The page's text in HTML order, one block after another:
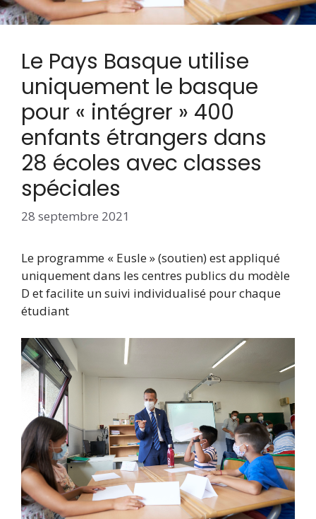
Le Pays Basque utilise
uniquement le basque
pour « intégrer » 400
enfants étrangers dans
28 écoles avec classes
spéciales
28 septembre 2021
Le programme « Eusle » (soutien) est appliqué
uniquement dans les centres publics du modèle
D et facilite un suivi individualisé pour chaque
étudiant